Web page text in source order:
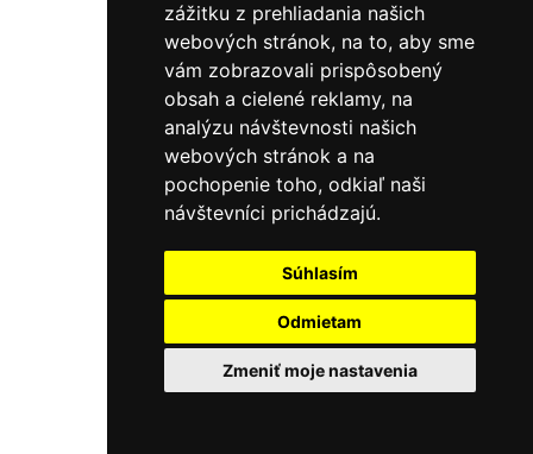
zážitku z prehliadania našich
webových stránok, na to, aby sme
vám zobrazovali prispôsobený
obsah a cielené reklamy, na
analýzu návštevnosti našich
webových stránok a na
pochopenie toho, odkiaľ naši
návštevníci prichádzajú.
Súhlasím
Odmietam
Zmeniť moje nastavenia